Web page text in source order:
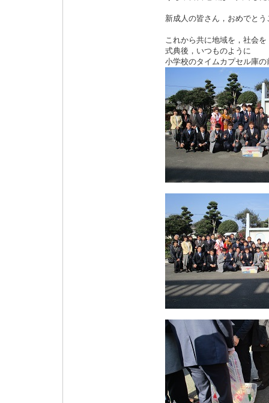
新成人の皆さん，おめでとう
これから共に地域を，社会
式典後，いつものように
小学校のタイムカプセル庫